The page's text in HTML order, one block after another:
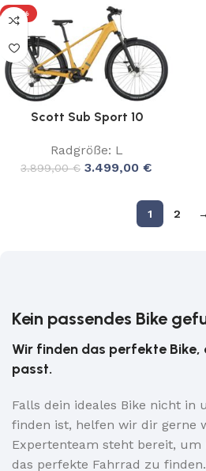
-10%
Scott Sub Sport 10
Radgröße: L
3.899,00€ 3.499,00 €
1 2 →
Kein passendes Bike
Wir finden das perfekte Bike,
passt.
Falls dein ideales Bike nicht in
finden ist, helfen wir dir gerne
Expertenteam steht bereit,
das perfekte Fahrrad zu